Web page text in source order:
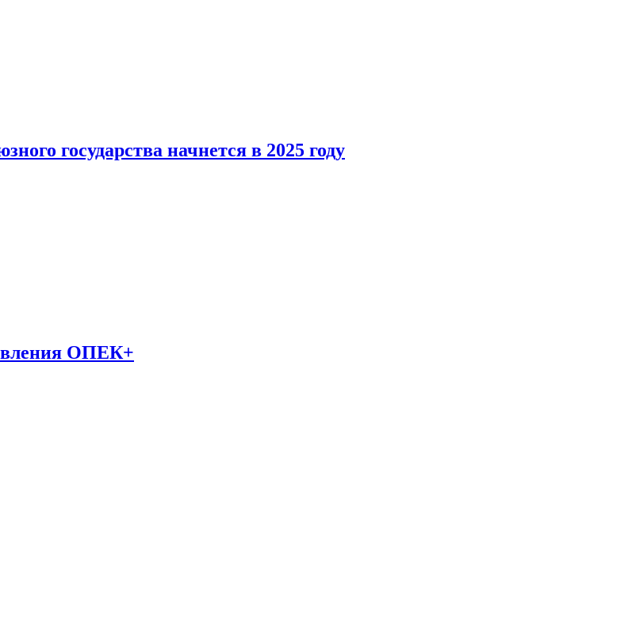
государства начнется в 2025 году
ОПЕК+